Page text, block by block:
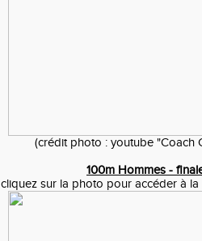
(crédit photo : youtube "Coach
100m Hommes -
cliquez sur la photo pour accéder à